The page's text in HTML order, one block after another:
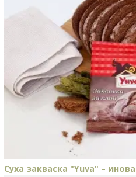
Суха закваска "Yuva" –